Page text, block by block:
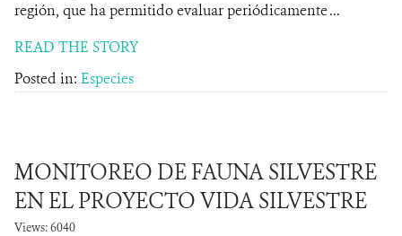
región, que ha permitido evaluar periódicamente ...
READ THE STORY
Posted in: Especies
MONITOREO DE FAUNA SILVESTRE
EN EL PROYECTO VIDA SILVESTRE
Views: 6040